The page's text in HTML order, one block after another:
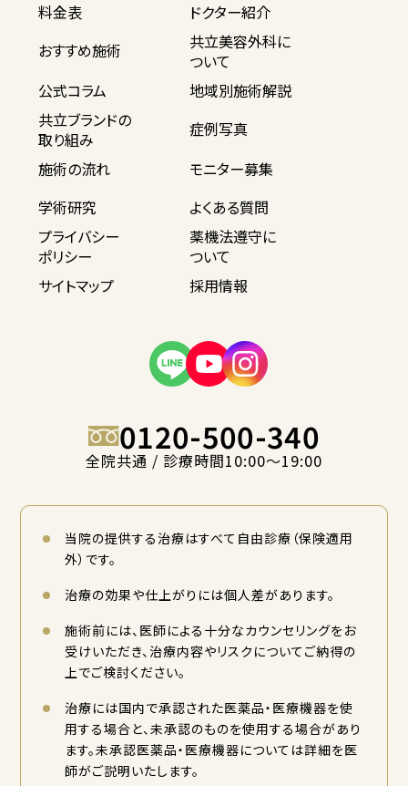
料金表
ドクター紹介
おすすめ施術
共立美容外科に
ついて
公式コラム
地域別施術解説
共立ブランドの
取り組み
症例写真
施術の流れ
モニター募集
学術研究
よくある質問
プライバシー
ポリシー
薬機法遵守に
ついて
サイトマップ
採用情報
0120-500-340
全院共通 / 診療時間10:00〜19:00
当院の提供する治療はすべて自由診療（保険適用
外）です。
治療の効果や仕上がりには個人差があります。
施術前には、医師による十分なカウンセリングをお
受けいただき、治療内容やリスクについてご納得の
上でご検討ください。
治療には国内で承認された医薬品・医療機器を使
用する場合と、未承認のものを使用する場合があり
ます。未承認医薬品・医療機器については詳細を医
師がご説明いたします。